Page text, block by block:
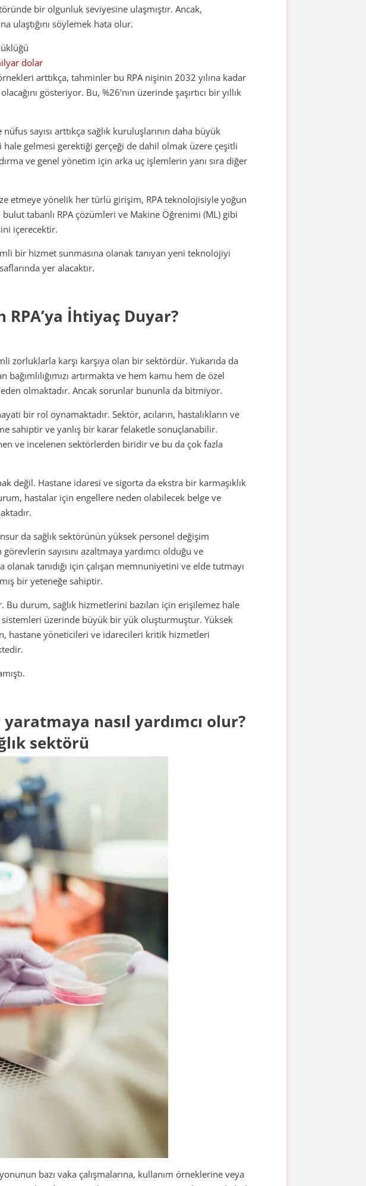
bir olgunluk seviyesine ulaşmıştır. Ancak,
ulaştığını söylemek hata olur.
dolar
arttıkça, tahminler bu RPA nişinin 2032 yılına kadar
gösteriyor. Bu, %26’nın üzerinde şaşırtıcı bir yıllık
sayısı arttıkça sağlık kuruluşlarının daha büyük
gelmesi gerektiği gerçeği de dahil olmak üzere çeşitli
ve genel yönetim için arka uç işlemlerin yanı sıra diğer
etmeye yönelik her türlü girişim, RPA teknolojisiyle yoğun
tabanlı RPA çözümleri ve Makine Öğrenimi (ML) gibi
içerecektir.
bir hizmet sunmasına olanak tanıyan yeni teknolojiyi
yer alacaktır.
RPA’ya İhtiyaç Duyar?
zorluklarla karşı karşıya olan bir sektördür. Yukarıda da
artırmakta ve hem kamu hem de özel
olmaktadır. Ancak sorunlar bununla da bitmiyor.
bir rol oynamaktadır. Sektör, acıların, hastalıkların ve
sahiptir ve yanlış bir karar felaketle sonuçlanabilir.
ve incelenen sektörlerden biridir ve bu da çok fazla
değil. Hastane idaresi ve sigorta da ekstra bir karmaşıklık
hastalar için engellere neden olabilecek belge ve
da sağlık sektörünün yüksek personel değişim
sayısını azaltmaya yardımcı olduğu ve
olanak tanıdığı için çalışan memnuniyetini ve elde tutmayı
bir yeteneğe sahiptir.
durum, sağlık hizmetlerini bazıları için erişilemez hale
sistemleri üzerinde büyük bir yük oluşturmuştur. Yüksek
hastane yöneticileri ve idarecileri kritik hizmetleri
nasıl yardımcı olur?
sektörü
bazı vaka çalışmalarına, kullanım örneklerine veya